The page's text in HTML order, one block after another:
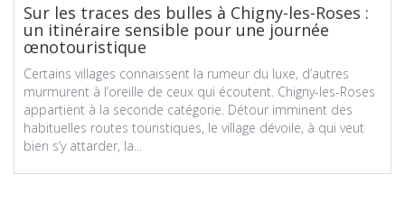
Sur les traces des bulles à Chigny-les-Roses :
un itinéraire sensible pour une journée
œnotouristique
Certains villages connaissent la rumeur du luxe, d’autres
murmurent à l’oreille de ceux qui écoutent. Chigny-les-Roses
appartient à la seconde catégorie. Détour imminent des
habituelles routes touristiques, le village dévoile, à qui veut
bien s’y attarder, la...